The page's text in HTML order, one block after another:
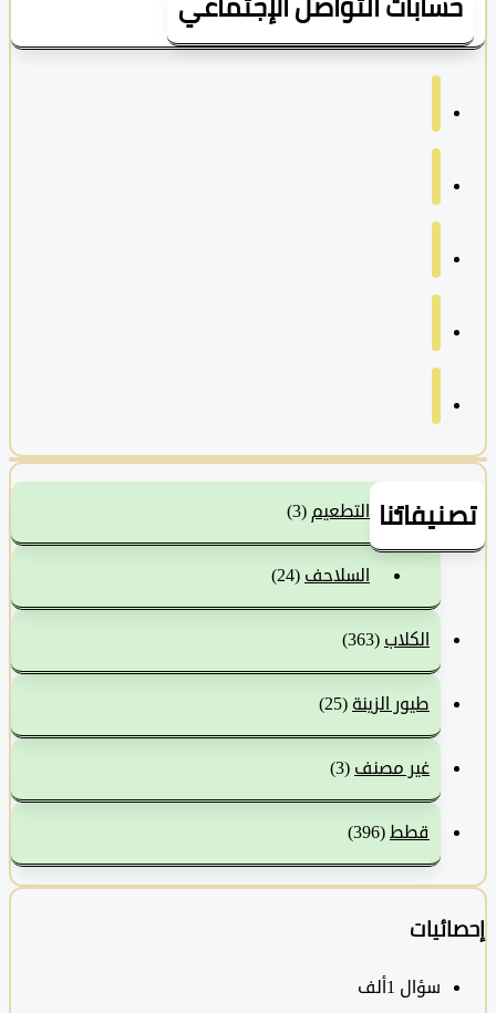
التطعيم(3)
السلاحف(24)
الكلاب(363)
طيور الزينة (25)
غير مصنف(3)
قطط (396)
سؤال1ألف